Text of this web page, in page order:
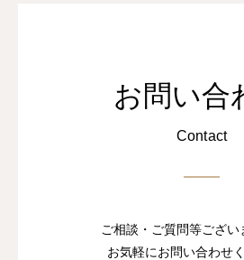
お問い合
Contact
ご相談・ご質問等ござい
お気軽にお問い合わせく